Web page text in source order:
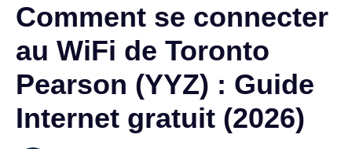
Comment se connecter
au WiFi de Toronto
Pearson (YYZ) : Guide
Internet gratuit (2026)